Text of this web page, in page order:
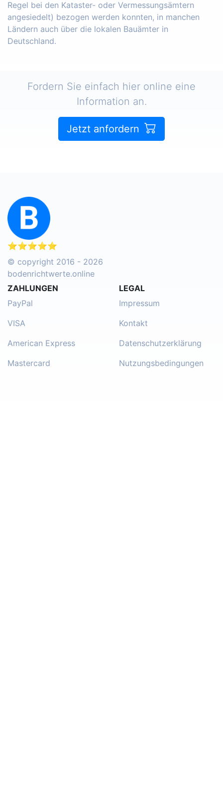
Regel bei den Kataster- oder Vermessungsämtern
angesiedelt) bezogen werden konnten, in manchen
Ländern auch über die lokalen Bauämter in
Deutschland.
Fordern Sie einfach hier online eine
Information an.
Jetzt anfordern
⭐⭐⭐⭐⭐
© copyright 2016 - 2026
bodenrichtwerte.online
ZAHLUNGEN
PayPal
VISA
American Express
Mastercard
LEGAL
Impressum
Kontakt
Datenschutzerklärung
Nutzungsbedingungen